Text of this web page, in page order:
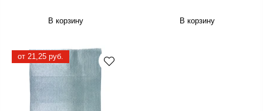
В корзину В корзину
от 21,25 руб.